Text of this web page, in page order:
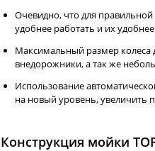
Очевидно, что для
удобнее работать и их
Максимальный размер колеса
внедорожники, а так же
Использование
на новый уровень, увеличить
Конструкция мойки